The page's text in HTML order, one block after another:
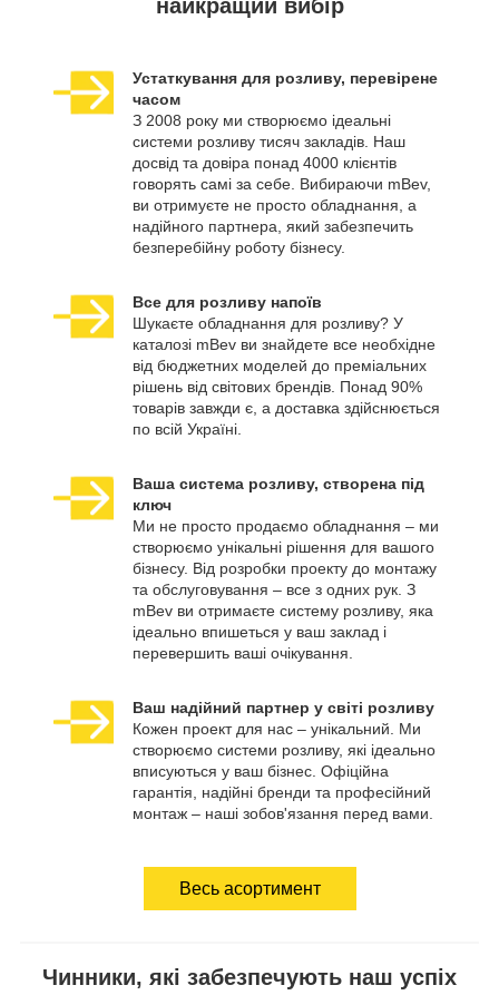
найкращий вибір
Устаткування для розливу, перевірене
часом
З 2008 року ми створюємо ідеальні
системи розливу тисяч закладів. Наш
досвід та довіра понад 4000 клієнтів
говорять самі за себе. Вибираючи mBev,
ви отримуєте не просто обладнання, а
надійного партнера, який забезпечить
безперебійну роботу бізнесу.
Все для розливу напоїв
Шукаєте обладнання для розливу? У
каталозі mBev ви знайдете все необхідне
від бюджетних моделей до преміальних
рішень від світових брендів. Понад 90%
товарів завжди є, а доставка здійснюється
по всій Україні.
Ваша система розливу, створена під
ключ
Ми не просто продаємо обладнання – ми
створюємо унікальні рішення для вашого
бізнесу. Від розробки проекту до монтажу
та обслуговування – все з одних рук. З
mBev ви отримаєте систему розливу, яка
ідеально впишеться у ваш заклад і
перевершить ваші очікування.
Ваш надійний партнер у світі розливу
Кожен проект для нас – унікальний. Ми
створюємо системи розливу, які ідеально
вписуються у ваш бізнес. Офіційна
гарантія, надійні бренди та професійний
монтаж – наші зобов'язання перед вами.
Весь асортимент
Чинники, які забезпечують наш успіх